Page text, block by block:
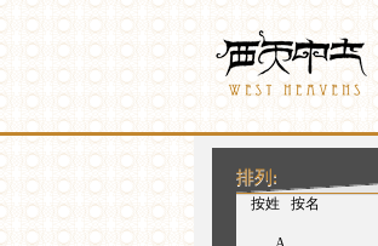
Westheavens
搜索表单
搜索
你在这里 排列:
按姓
（活动标签） 按名